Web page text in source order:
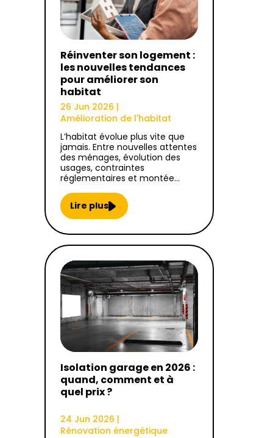
Réinventer son logement :
les nouvelles tendances
pour améliorer son
habitat
26 Jun 2026 |
Amélioration de l'habitat
L’habitat évolue plus vite que
jamais. Entre nouvelles attentes
des ménages, évolution des
usages, contraintes
réglementaires et montée…
Lire plus
Isolation garage en 2026 :
quand, comment et à
quel prix ?
24 Jun 2026 |
Rénovation énergétique